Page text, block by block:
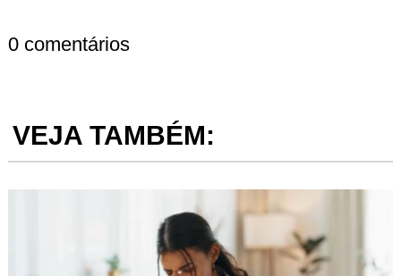
0 comentários
VEJA TAMBÉM: